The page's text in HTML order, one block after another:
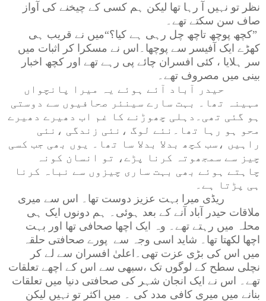
نظر تو نہیں آ رہا تھا لیکن ہم کسی کے چیخنے کی آواز
صاف سن سکتے تھے۔
”کچھ پوچھ تاچھ چل رہی ہے کیا؟“میں نے قریب ہی
کھڑے ایک آفیسر سے پوچھا۔اس نے مسکرا کر اثبات میں
سر ہلایا ، کئی افسران چائے پی رہے تھے اور کچھ اخبار
بینی میں مصروف تھے۔
حیدر آباد آئے ہوئے یہ میرا پانچواں
مہینہ تھا۔ بہت سارے سینئر صحافیوں سے دوستی
ہو گئی تھی۔دہلی چھوڑنے کا غم اب دھیرے دھیرے
محو ہو رہا تھا۔نئے لوگ ،نئی زندگی ،نئی
راہیں ،سب کچھ بدلا بدلا سا تھا۔ یوں بھی جب کسی
چیز سے سمجھوتہ کرنا پڑے، تو انسان کونہ
چاہتے ہوئے بھی بہت ساری چیزوں سے نباہ کرنا
ہی پڑتا ہے۔
ریڈی میرا بہت عزیز دوست تھا۔ اس سے میری
ملاقات حیدر آباد آنے کے بعد ہوئی۔ ہم دونوں ایک ہی
محلہ میں رہتے تھے۔ وہ ایک اچھا صحافی تھا اور بہت
اچھا لکھتا تھا۔ شاید اسی وجہ سے پورے صحافتی حلقہ
میں اس کی بڑی عزت تھی۔اعلیٰ افسران سے لے کر
نچلی سطح کے لوگوں تک ،سبھی سے اس کے اچھے تعلقات
تھے۔ اس نے ایک انجان شہر کی صحافتی دنیا میں تعلقات
بنانے میں میری کافی مدد کی ۔ میں اکثر تو نہیں لیکن